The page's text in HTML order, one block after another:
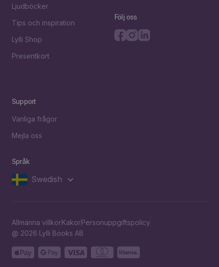
Ljudböcker
Tips och inspiration
Lylli Shop
Presentkort
Följ oss
Support
Vanliga frågor
Mejla oss
Språk
Swedish
Allmänna villkorKakorPersonuppgiftspolicy
@ 2026 Lylli Books AB